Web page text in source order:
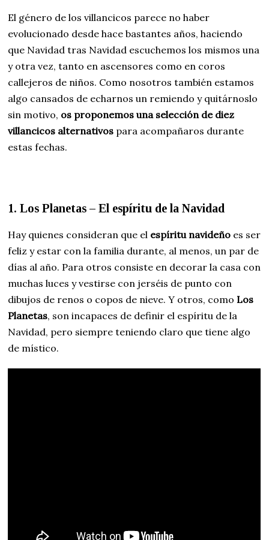
El género de los villancicos parece no haber
evolucionado desde hace bastantes años, haciendo
que Navidad tras Navidad escuchemos los mismos una
y otra vez, tanto en ascensores como en coros
callejeros de niños. Como nosotros también estamos
algo cansados de echarnos un remiendo y quitárnoslo
sin motivo, os proponemos una selección de diez
villancicos alternativos para acompañaros durante
estas fechas.
1. Los Planetas – El espíritu de la Navidad
Hay quienes consideran que el espíritu navideño es ser
feliz y estar con la familia durante, al menos, un par de
días al año. Para otros consiste en decorar la casa con
muchas luces y vestirse con jerséis de punto con
dibujos de renos o copos de nieve. Y otros, como Los
Planetas, son incapaces de definir el espíritu de la
Navidad, pero siempre teniendo claro que tiene algo
de místico.